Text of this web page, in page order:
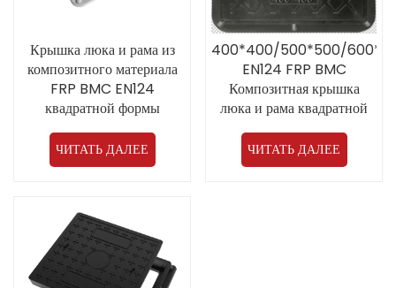
Крышка люка и рама из
композитного материала
FRP BMC EN124
квадратной формы
200*200/250*250 от
производителя для
общественных мест на
ЧИТАТЬ ДАЛЕЕ
400*400/500*500/
EN124 FRP BMC
Композитная крышка
люка и рама квадратной
формы от китайского
производителя Прямая
продажа
ЧИТАТЬ ДАЛЕЕ